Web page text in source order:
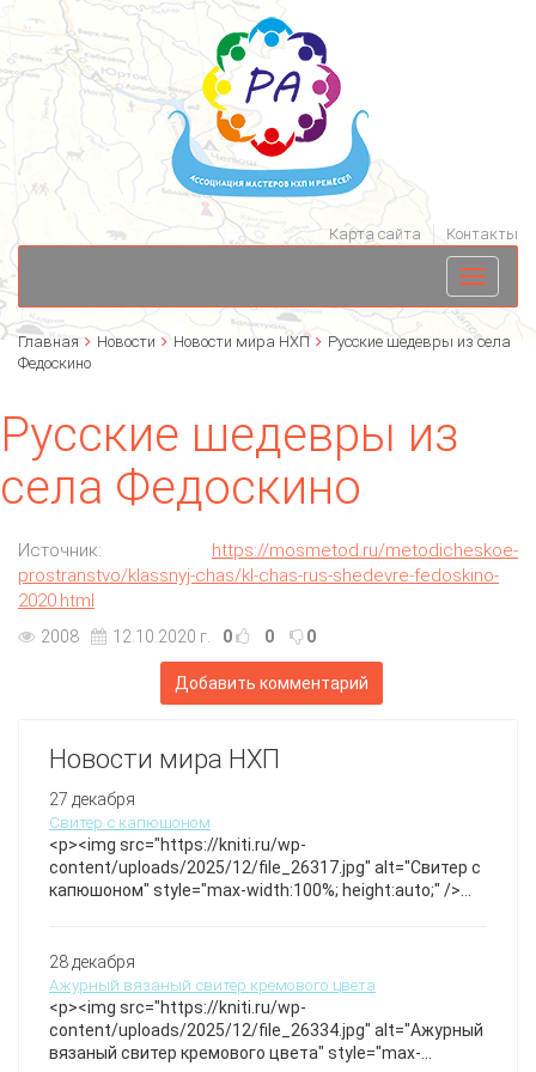
Карта сайта Контакты
Toggle
Главная Новости Новости мира НХП
Русские шедевры из села
Федоскино
Русские шедевры из
села Федоскино
Источник: https://mosmetod.ru/metodicheskoe-
prostranstvo/klassnyj-chas/kl-chas-rus-shedevre-fedoskino-
2020.html
2008 12.10.2020 г. 0 0 0
Добавить комментарий
Новости мира НХП
27 декабря
Свитер с капюшоном
<p><img src="https://kniti.ru/wp-
content/uploads/2025/12/file_26317.jpg" alt="Свитер с
капюшоном" style="max-width:100%; height:auto;" />
образу немного загадочности и комфорта. Идеально
подходит для ленивых вечеров дома или прогулок на
свежем воздухе. Свитер с капюшоном
28 декабря
Ажурный вязаный свитер кремового цвета
<p><img src="https://kniti.ru/wp-
content/uploads/2025/12/file_26334.jpg" alt="Ажурный
вязаный свитер кремового цвета" style="max-